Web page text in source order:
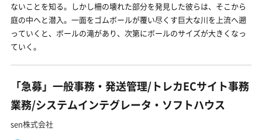
ないことを知る。しかし柵の壊れた部分を発見した彼らは、そこから
庭の中へと潜入。一面をゴムボールが覆い尽くす巨大な川を上流へ遡
っていくと、ボールの滝があり、次第にボールのサイズが大きくなっ
ていく。
「急募」一般事務・発送管理/トレカECサイト事務
業務/システムインテグレータ・ソフトハウス
sen株式会社